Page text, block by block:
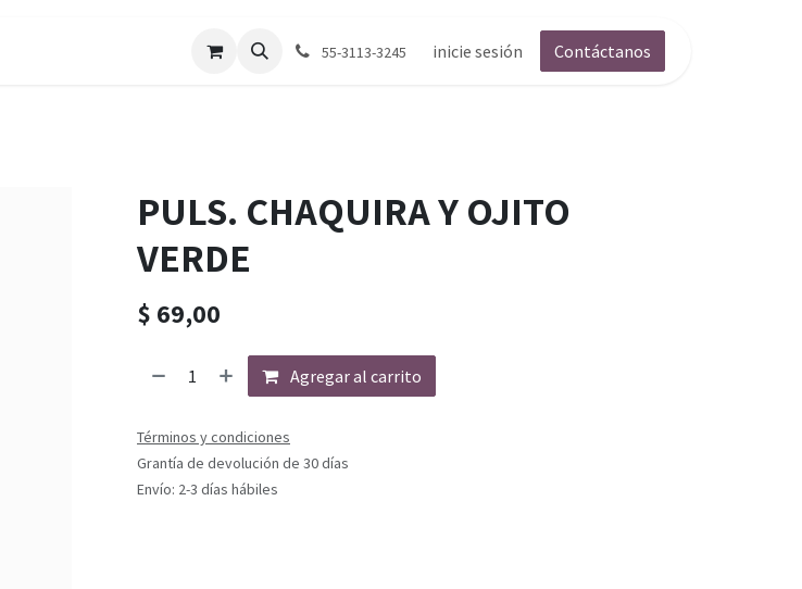
55-3113-3245 inicie sesión Contáctanos
PULS. CHAQUIRA Y OJITO
VERDE
$ 69,00
Agregar al carrito
Términos y condiciones
Grantía de devolución de 30 días
Envío: 2-3 días hábiles